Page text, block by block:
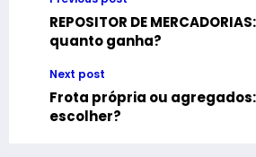
REPOSITOR DE
quanto ganha?
Next post
Frota própria ou
escolher?